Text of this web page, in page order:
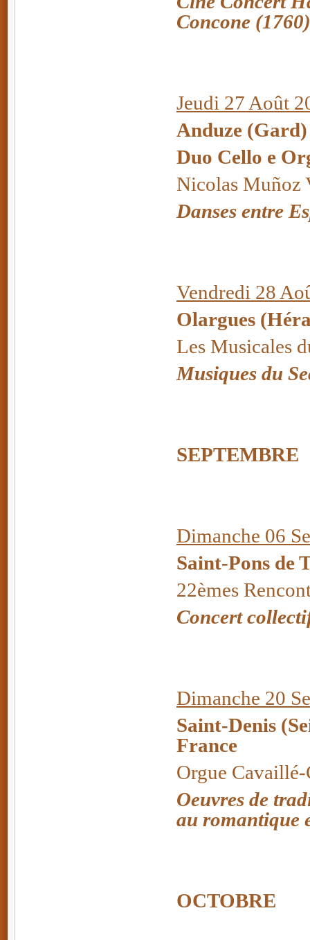
Concone (1760)
Jeudi 27 Août
Anduze
Duo Cello e
Nicolas Muñoz
Danses entre
Vendredi 28
Olargues
Les Musicales
Musiques du
SEPTEMBRE
Dimanche 06
Saint-Pons de
22èmes
Concert
Dimanche 20
Saint-Denis
France
Orgue
Oeuvres de
au romantique
OCTOBRE